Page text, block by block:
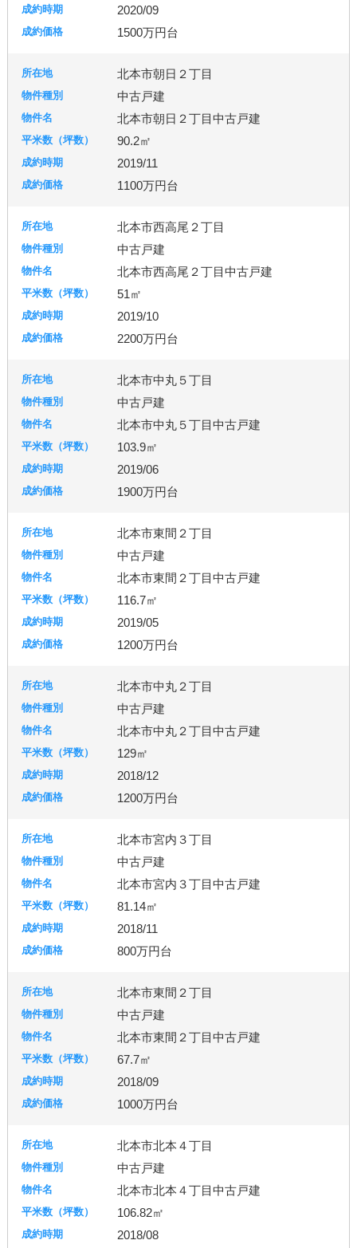
2020/09
1500万円台
北本市朝日２丁目
中古戸建
北本市朝日２丁目中古戸建
90.2㎡
2019/11
1100万円台
北本市西高尾２丁目
中古戸建
北本市西高尾２丁目中古戸建
51㎡
2019/10
2200万円台
北本市中丸５丁目
中古戸建
北本市中丸５丁目中古戸建
103.9㎡
2019/06
1900万円台
北本市東間２丁目
中古戸建
北本市東間２丁目中古戸建
116.7㎡
2019/05
1200万円台
北本市中丸２丁目
中古戸建
北本市中丸２丁目中古戸建
129㎡
2018/12
1200万円台
北本市宮内３丁目
中古戸建
北本市宮内３丁目中古戸建
81.14㎡
2018/11
800万円台
北本市東間２丁目
中古戸建
北本市東間２丁目中古戸建
67.7㎡
2018/09
1000万円台
北本市北本４丁目
中古戸建
北本市北本４丁目中古戸建
106.82㎡
2018/08